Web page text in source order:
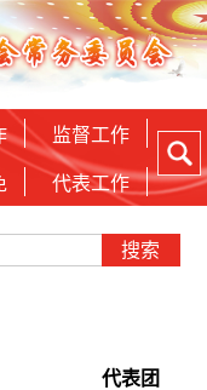
监督工作
代表工作
代表团